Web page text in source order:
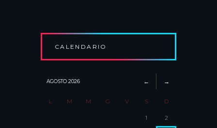
CALENDARIO
AGOSTO 2026
L M M G V S D
1 2